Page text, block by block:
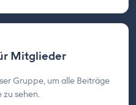
Mitglieder
Gruppe, um alle Beiträge
zu sehen.